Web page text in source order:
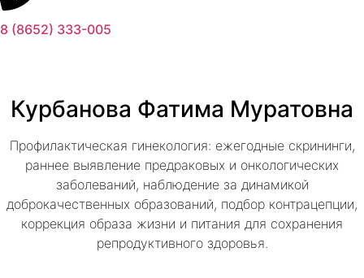
8 (8652) 333-005
Курбанова Фатима Муратовна
Профилактическая гинекология: ежегодные скрининги,
раннее выявление предраковых и онкологических
заболеваний, наблюдение за динамикой
доброкачественных образований, подбор контрацепции,
коррекция образа жизни и питания для сохранения
репродуктивного здоровья.